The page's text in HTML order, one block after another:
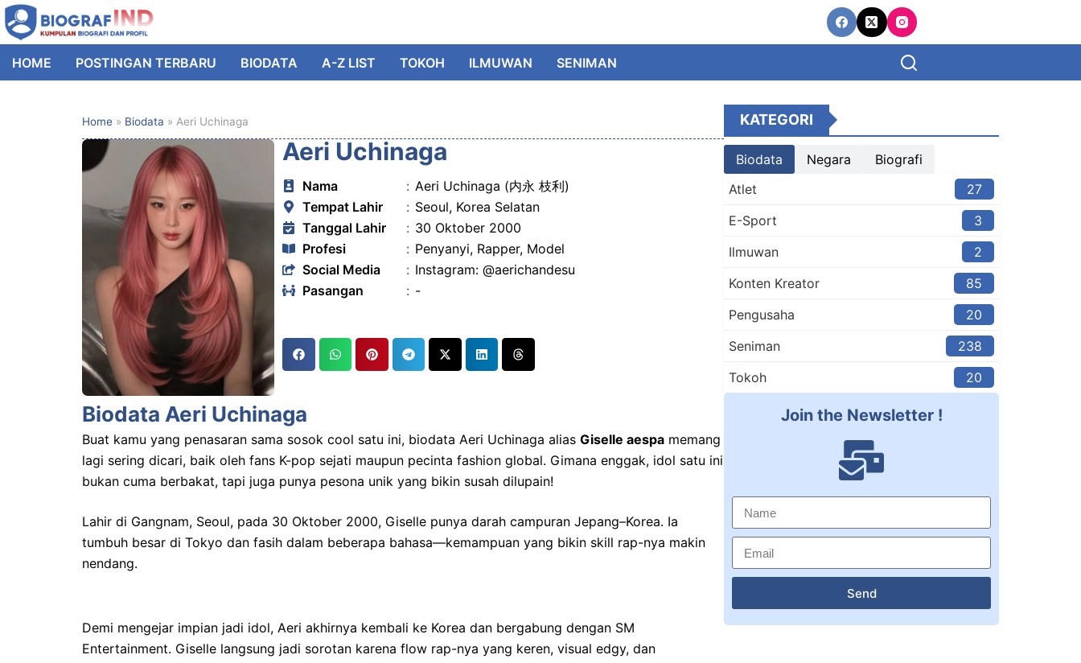
HOME POSTINGAN TERBARU BIODATA A-Z LIST TOKOH ILMUWAN SENIMAN
Home » Biodata » Aeri Uchinaga
Aeri Uchinaga
Nama : Aeri Uchinaga (内永 枝利)
Tempat Lahir
: Seoul, Korea Selatan
Tanggal Lahir
: 30 Oktober 2000
Profesi
: Penyanyi, Rapper, Model
Social Media
: Instagram: @aerichandesu
Pasangan
: -
Biodata Aeri Uchinaga
Buat kamu yang penasaran sama sosok cool satu ini, biodata Aeri Uchinaga alias Giselle aespa memang
lagi sering dicari, baik oleh fans K-pop sejati maupun pecinta fashion global. Gimana enggak, idol satu ini
bukan cuma berbakat, tapi juga punya pesona unik yang bikin susah dilupain!
Lahir di Gangnam, Seoul, pada 30 Oktober 2000, Giselle punya darah campuran Jepang–Korea. Ia
tumbuh besar di Tokyo dan fasih dalam beberapa bahasa—kemampuan yang bikin skill rap-nya makin
nendang.
Demi mengejar impian jadi idol, Aeri akhirnya kembali ke Korea dan bergabung dengan SM
Entertainment. Giselle langsung jadi sorotan karena flow rap-nya yang keren, visual edgy, dan
KATEGORI
Biodata Negara
Biografi
Atlet
27
E-Sport
3
Ilmuwan
2
Konten Kreator​
85
Pengusaha
20
Seniman
238
Tokoh
20
Join the Newsletter !
Send